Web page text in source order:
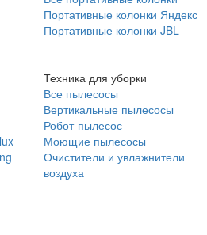
Портативные колонки Яндекс
Портативные колонки JBL
Техника для уборки
Все пылесосы
Вертикальные пылесосы
Робот-пылесос
Моющие пылесосы
Очистители и увлажнители
воздуха